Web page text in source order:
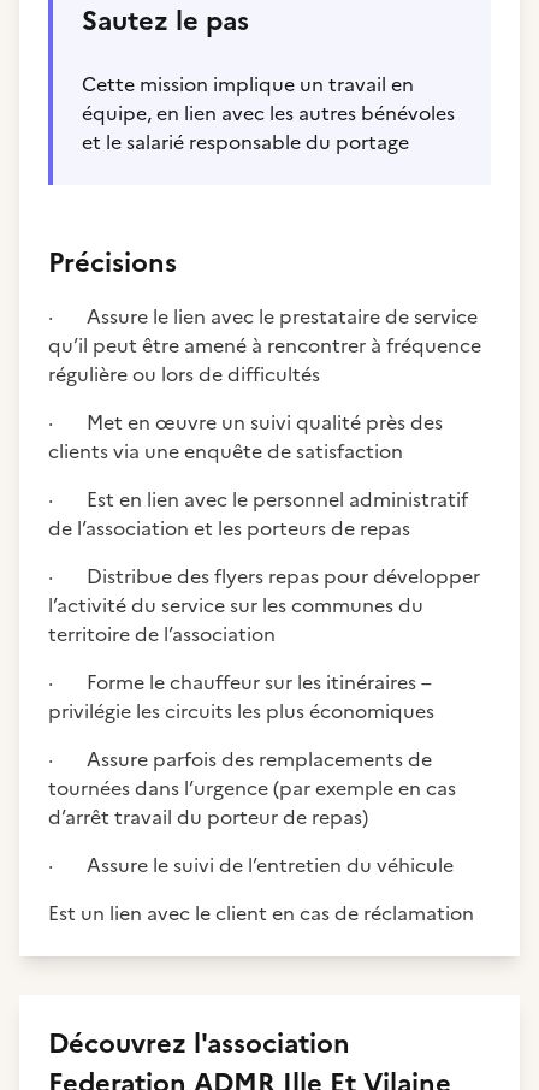
Sautez le pas
Cette mission implique un travail en
équipe, en lien avec les autres bénévoles
et le salarié responsable du portage
Précisions
· Assure le lien avec le prestataire de service
qu’il peut être amené à rencontrer à fréquence
régulière ou lors de difficultés
· Met en œuvre un suivi qualité près des
clients via une enquête de satisfaction
· Est en lien avec le personnel administratif
de l’association et les porteurs de repas
· Distribue des flyers repas pour développer
l’activité du service sur les communes du
territoire de l’association
· Forme le chauffeur sur les itinéraires –
privilégie les circuits les plus économiques
· Assure parfois des remplacements de
tournées dans l’urgence (par exemple en cas
d’arrêt travail du porteur de repas)
· Assure le suivi de l’entretien du véhicule
Est un lien avec le client en cas de réclamation
Découvrez l'association